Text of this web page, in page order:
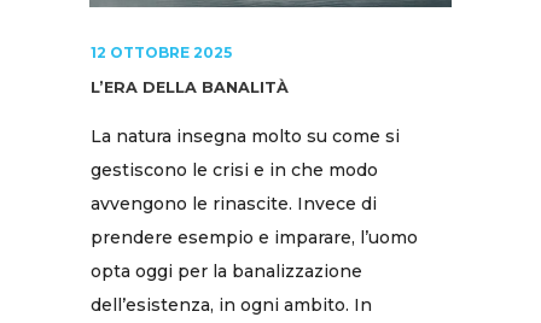
12 OTTOBRE 2025
L’ERA DELLA BANALITÀ
La natura insegna molto su come si
gestiscono le crisi e in che modo
avvengono le rinascite. Invece di
prendere esempio e imparare, l’uomo
opta oggi per la banalizzazione
dell’esistenza, in ogni ambito. In